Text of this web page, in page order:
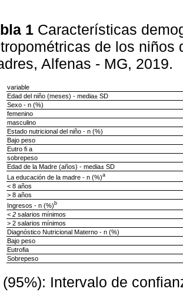
1 Características
de los niños
Alfenas - MG, 2019.
variable
Edad del niño (meses) - media± SD
Sexo - n (%)
femenino
masculino
Estado nutricional del niño - n (%)
Bajo peso
Eutro fi a
sobrepeso
Edad de la Madre (años) - media± SD
La educación de la madre - n (%)a
< 8 años
> 8 años
Ingresos - n (%) b
< 2salarios mínimos
> 2 salarios mínimos
Diagnóstico Nutricional Materno - n (%)
Bajo peso
Eutrofia
Sobrepeso
(95%): Intervalo de